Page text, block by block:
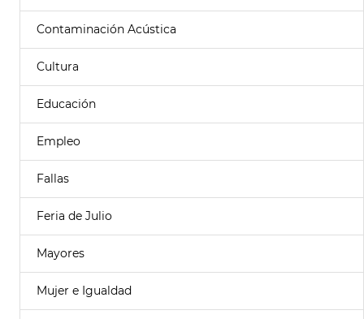
Contaminación Acústica
Cultura
Educación
Empleo
Fallas
Feria de Julio
Mayores
Mujer e Igualdad